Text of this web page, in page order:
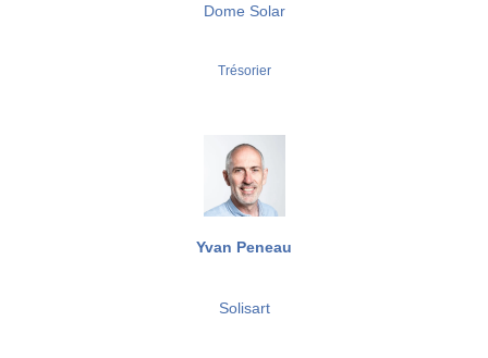
Dome Solar
Trésorier
Yvan Peneau
Solisart